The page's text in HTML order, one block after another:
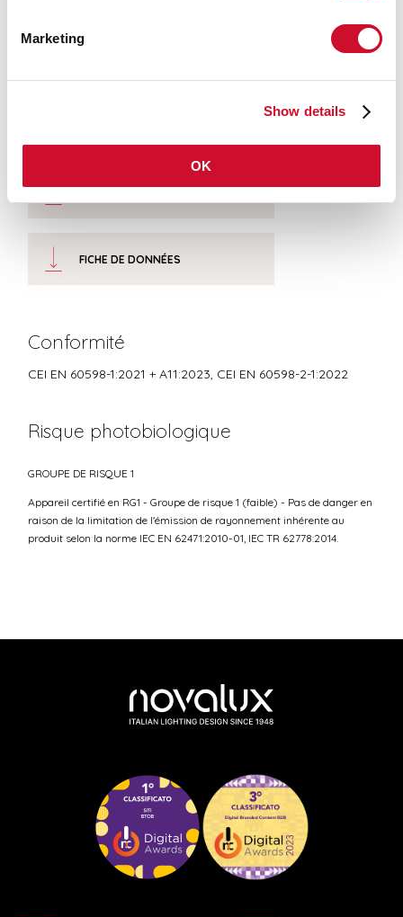
Marketing
Show details
OK
FICHE DE DONNÉES
Conformité
CEI EN 60598-1:2021 + A11:2023, CEI EN 60598-2-1:2022
Risque photobiologique
GROUPE DE RISQUE 1
Appareil certifié en RG1 - Groupe de risque 1 (faible) - Pas de danger en
raison de la limitation de l'émission de rayonnement inhérente au
produit selon la norme IEC EN 62471:2010-01, IEC TR 62778:2014.